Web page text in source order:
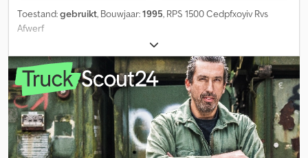
Toestand:gebruikt, Bouwjaar:1995, RPS 1500 Cedpfxoyiv Rvs
Afwerf